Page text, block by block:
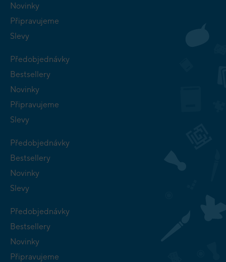
Novinky
Připravujeme
Slevy
Předobjednávky
Bestsellery
Novinky
Připravujeme
Slevy
Předobjednávky
Bestsellery
Novinky
Slevy
Předobjednávky
Bestsellery
Novinky
Připravujeme